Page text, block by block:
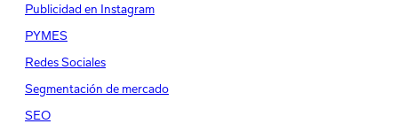
Publicidad en Instagram
PYMES
Redes Sociales
Segmentación de mercado
SEO